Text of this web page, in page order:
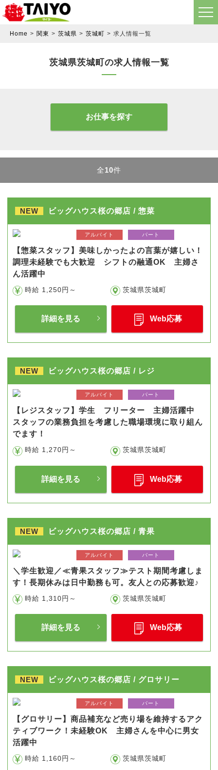
Home 関東 茨城県 茨城町 求人情報一覧
茨城県茨城町の求人情報一覧
お仕事を探す
全10件
NEW ビッグハウス桜の郷店 / 惣菜
アルバイト パート
【惣菜スタッフ】美味しかったよの言葉が嬉しい！
調理未経験でも大歓迎 シフトの融通OK 主婦さ
ん活躍中
時給 1,250円～ 茨城県茨城町
詳細を見る Web応募
NEW ビッグハウス桜の郷店 / レジ
アルバイト パート
【レジスタッフ】学生 フリーター 主婦活躍中
スタッフの業務負担を考慮した職場環境に取り組ん
でます！
時給 1,270円～ 茨城県茨城町
詳細を見る Web応募
NEW ビッグハウス桜の郷店 / 青果
アルバイト パート
＼学生歓迎／≪青果スタッフ≫テスト期間考慮しま
す！長期休みは日中勤務も可。友人との応募歓迎♪
時給 1,310円～ 茨城県茨城町
詳細を見る Web応募
NEW ビッグハウス桜の郷店 / グロサリー
アルバイト パート
【グロサリー】商品補充など売り場を維持するアク
ティブワーク！未経験OK 主婦さんを中心に男女
活躍中
時給 1,160円～ 茨城県茨城町